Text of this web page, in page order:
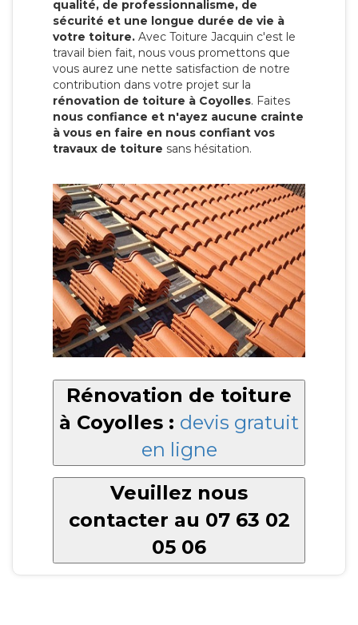
qualité, de professionnalisme, de
sécurité et une longue durée de vie à
votre toiture. Avec Toiture Jacquin c'est le
travail bien fait, nous vous promettons que
vous aurez une nette satisfaction de notre
contribution dans votre projet sur la
rénovation de toiture à Coyolles. Faites
nous confiance et n'ayez aucune crainte
à vous en faire en nous confiant vos
travaux de toiture sans hésitation.
Rénovation de toiture
à Coyolles : devis gratuit
en ligne
Veuillez nous
contacter au 07 63 02
05 06